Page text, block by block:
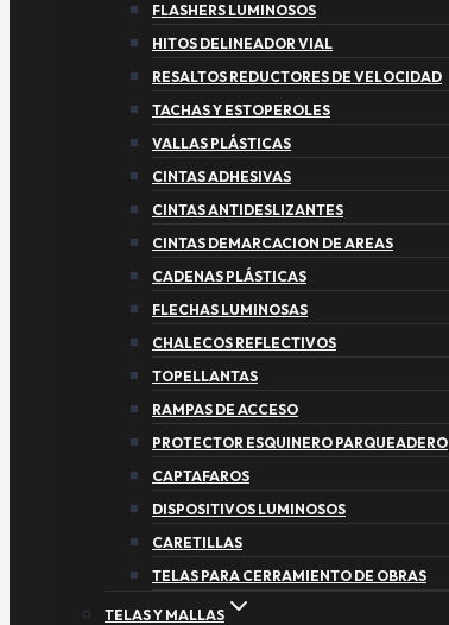
FLASHERS LUMINOSOS
HITOS DELINEADOR VIAL
RESALTOS REDUCTORES DE VELOCIDAD
TACHAS Y ESTOPEROLES
VALLAS PLÁSTICAS
CINTAS ADHESIVAS
CINTAS ANTIDESLIZANTES
CINTAS DEMARCACION DE AREAS
CADENAS PLÁSTICAS
FLECHAS LUMINOSAS
CHALECOS REFLECTIVOS
TOPELLANTAS
RAMPAS DE ACCESO
PROTECTOR ESQUINERO PARQUEADERO
CAPTAFAROS
DISPOSITIVOS LUMINOSOS
CARETILLAS
TELAS PARA CERRAMIENTO DE OBRAS
TELAS Y MALLAS